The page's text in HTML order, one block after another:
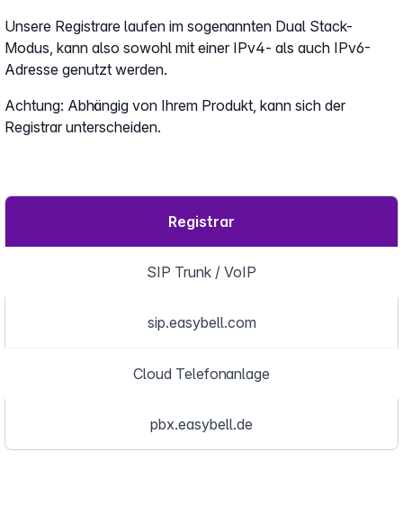
Unsere Registrare laufen im sogenannten Dual Stack-
Modus, kann also sowohl mit einer IPv4- als auch IPv6-
Adresse genutzt werden.
Achtung: Abhängig von Ihrem Produkt, kann sich der
Registrar unterscheiden.
Registrar
SIP Trunk / VoIP
sip.easybell.com
Cloud Telefonanlage
pbx.easybell.de